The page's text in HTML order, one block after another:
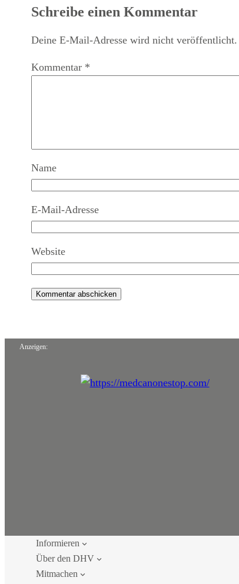
Schreibe einen Kommentar
Deine E-Mail-Adresse wird nicht veröffentlicht.
Kommentar *
Name
E-Mail-Adresse
Website
Anzeigen:
Informieren
Über den DHV
Mitmachen